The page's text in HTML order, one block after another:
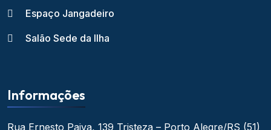
Espaço Jangadeiro
Salão Sede da Ilha
Informações
Rua Ernesto Paiva, 139 Tristeza – Porto Alegre/RS (51)